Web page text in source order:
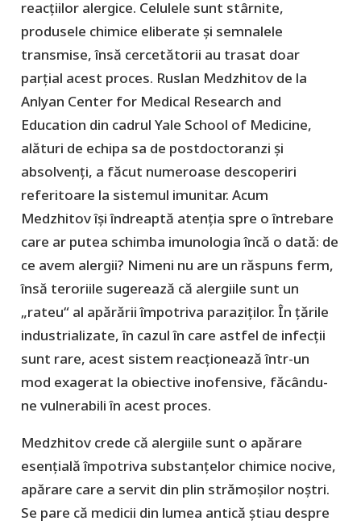
reacțiilor alergice. Celulele sunt stârnite,
produsele chimice eliberate și semnalele
transmise, însă cercetătorii au trasat doar
parțial acest proces. Ruslan Medzhitov de la
Anlyan Center for Medical Research and
Education din cadrul Yale School of Medicine,
alături de echipa sa de postdoctoranzi și
absolvenți, a făcut numeroase descoperiri
referitoare la sistemul imunitar. Acum
Medzhitov își îndreaptă atenția spre o întrebare
care ar putea schimba imunologia încă o dată: de
ce avem alergii? Nimeni nu are un răspuns ferm,
însă teroriile sugerează că alergiile sunt un
„rateu“ al apărării împotriva paraziților. În țările
industrializate, în cazul în care astfel de infecții
sunt rare, acest sistem reacționează într-un
mod exagerat la obiective inofensive, făcându-
ne vulnerabili în acest proces.
Medzhitov crede că alergiile sunt o apărare
esențială împotriva substanțelor chimice nocive,
apărare care a servit din plin strămoșilor noștri.
Se pare că medicii din lumea antică știau despre